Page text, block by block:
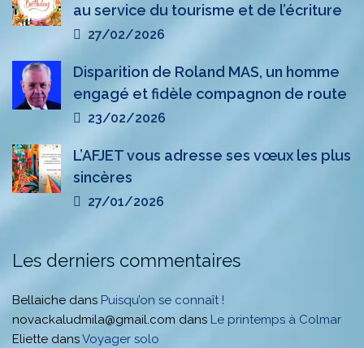
au service du tourisme et de l’écriture
27/02/2026
Disparition de Roland MAS, un homme
engagé et fidèle compagnon de route
23/02/2026
L’AFJET vous adresse ses vœux les plus
sincères
27/01/2026
Les derniers commentaires
Bellaiche dans Puisqu’on se connaît !
novackaludmila@gmail.com dans Le printemps à Colmar
Eliette dansVoyager solo